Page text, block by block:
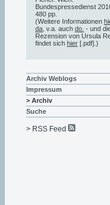
Bundespressedienst
480 pp.
(Weitere Informationen
da , v.a. auch do. - und
Rezension von Ursula
findet sich hier [.pdf].)
Archiv Weblogs
Impressum
> Archiv
Suche
> RSS Feed